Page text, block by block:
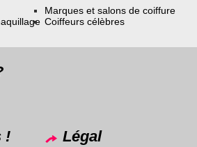
Marques et salons de coiffure
Coiffeurs célèbres
! Légal